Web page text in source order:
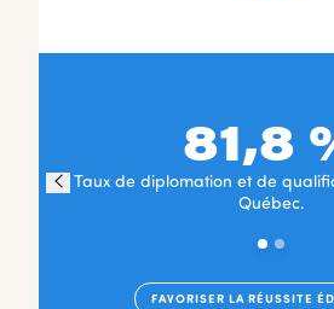
81,8
Taux de diplomation et de
Québec.
FAVORISER LA RÉUSSITE